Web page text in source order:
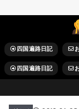
四国遍路日記
四国遍路日記